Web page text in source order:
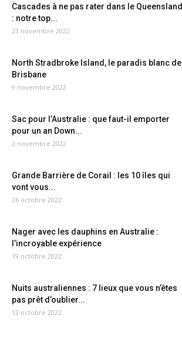
Cascades à ne pas rater dans le Queensland
: notre top...
23 novembre 2022
North Stradbroke Island, le paradis blanc de
Brisbane
9 novembre 2022
Sac pour l’Australie : que faut-il emporter
pour un an Down...
2 novembre 2022
Grande Barrière de Corail : les 10 îles qui
vont vous...
26 octobre 2022
Nager avec les dauphins en Australie :
l’incroyable expérience
19 octobre 2022
Nuits australiennes : 7 lieux que vous n’êtes
pas prêt d’oublier...
12 octobre 2022